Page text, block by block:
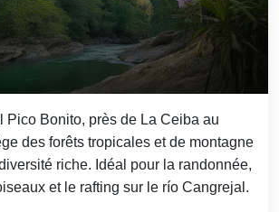
Pico Bonito, près de La Ceiba au
des forêts tropicales et de montagne
riche. Idéal pour la randonnée,
et le rafting sur le río Cangrejal.